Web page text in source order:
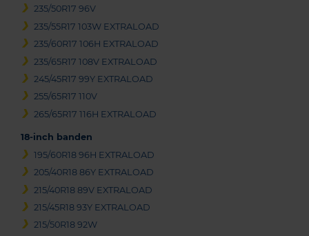
235/50R17 96V
235/55R17 103W EXTRALOAD
235/60R17 106H EXTRALOAD
235/65R17 108V EXTRALOAD
245/45R17 99Y EXTRALOAD
255/65R17 110V
265/65R17 116H EXTRALOAD
18-inch banden
195/60R18 96H EXTRALOAD
205/40R18 86Y EXTRALOAD
215/40R18 89V EXTRALOAD
215/45R18 93Y EXTRALOAD
215/50R18 92W